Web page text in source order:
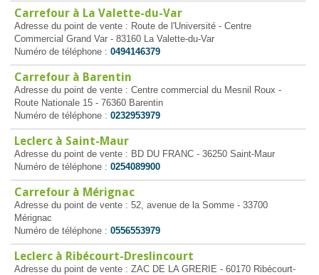
Carrefour à La Valette-du-Var
Adresse du point de vente : Route de l'Université - Centre
Commercial Grand Var - 83160 La Valette-du-Var
Numéro de téléphone : 0494146379
Carrefour à Barentin
Adresse du point de vente : Centre commercial du Mesnil Roux -
Route Nationale 15 - 76360 Barentin
Numéro de téléphone : 0232953979
Leclerc à Saint-Maur
Adresse du point de vente : BD DU FRANC - 36250 Saint-Maur
Numéro de téléphone : 0254089900
Carrefour à Mérignac
Adresse du point de vente : 52, avenue de la Somme - 33700
Mérignac
Numéro de téléphone : 0556553979
Leclerc à Ribécourt-Dreslincourt
Adresse du point de vente : ZAC DE LA GRERIE - 60170 Ribécourt-